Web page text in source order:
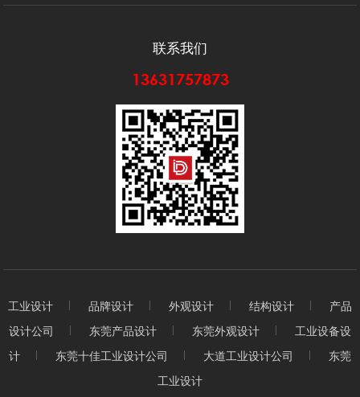
联系我们
13631757873
工业设计 品牌设计 外观设计 结构设计
产品
设计公司
东莞产品设计 东莞外观设计
工业设备设
计
东莞十佳工业设计公司 大道工业设计公司
东莞
工业设计